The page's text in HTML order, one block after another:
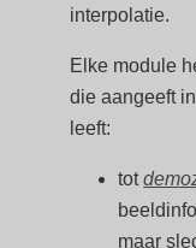
interpolatie.
Elke module
die aangeeft
leeft:
tot
maar